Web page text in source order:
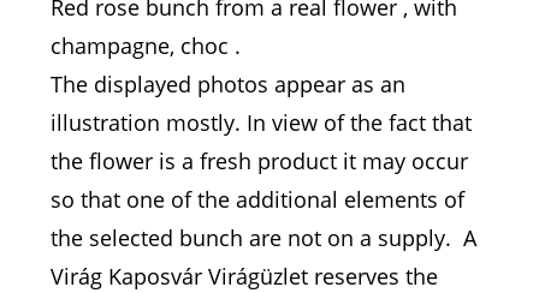
Red rose bunch from a real flower , with
champagne, choc .
The displayed photos appear as an
illustration mostly. In view of the fact that
the flower is a fresh product it may occur
so that one of the additional elements of
the selected bunch are not on a supply. A
Virág Kaposvár Virágüzlet reserves the